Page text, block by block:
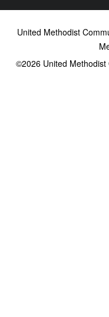
United Methodist
©2026United Methodist